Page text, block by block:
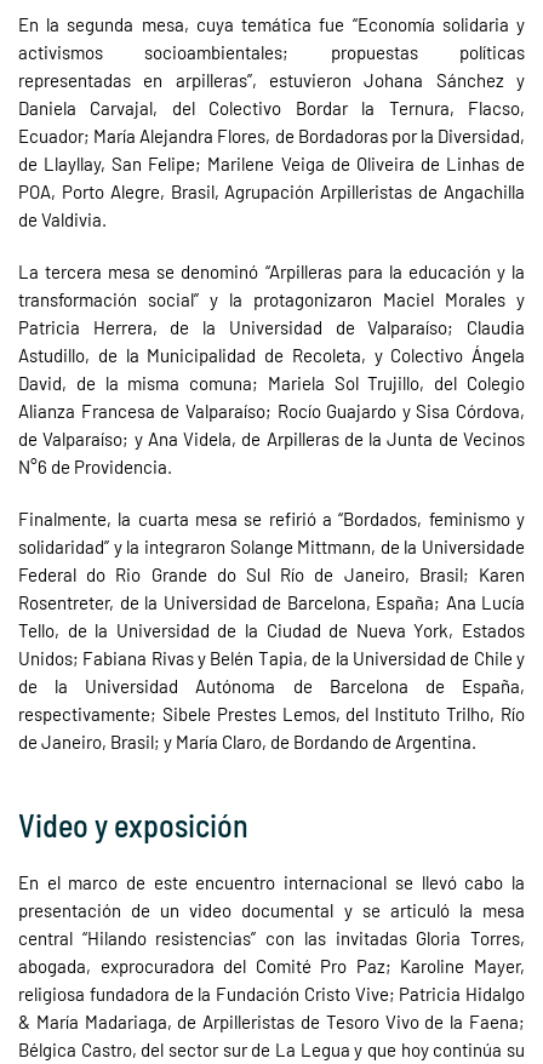
En la segunda mesa, cuya temática fue “Economía solidaria y
activismos socioambientales; propuestas políticas
representadas en arpilleras”, estuvieron Johana Sánchez y
Daniela Carvajal, del Colectivo Bordar la Ternura, Flacso,
Ecuador; María Alejandra Flores, de Bordadoras por la Diversidad,
de Llayllay, San Felipe; Marilene Veiga de Oliveira de Linhas de
POA, Porto Alegre, Brasil, Agrupación Arpilleristas de Angachilla
de Valdivia.
La tercera mesa se denominó “Arpilleras para la educación y la
transformación social” y la protagonizaron Maciel Morales y
Patricia Herrera, de la Universidad de Valparaíso; Claudia
Astudillo, de la Municipalidad de Recoleta, y Colectivo Ángela
David, de la misma comuna; Mariela Sol Trujillo, del Colegio
Alianza Francesa de Valparaíso; Rocío Guajardo y Sisa Córdova,
de Valparaíso; y Ana Videla, de Arpilleras de la Junta de Vecinos
N°6 de Providencia.
Finalmente, la cuarta mesa se refirió a “Bordados, feminismo y
solidaridad” y la integraron Solange Mittmann, de la Universidade
Federal do Rio Grande do Sul Río de Janeiro, Brasil; Karen
Rosentreter, de la Universidad de Barcelona, España; Ana Lucía
Tello, de la Universidad de la Ciudad de Nueva York, Estados
Unidos; Fabiana Rivas y Belén Tapia, de la Universidad de Chile y
de la Universidad Autónoma de Barcelona de España,
respectivamente; Sibele Prestes Lemos, del Instituto Trilho, Río
de Janeiro, Brasil; y María Claro, de Bordando de Argentina.
Video y exposición
En el marco de este encuentro internacional se llevó cabo la
presentación de un video documental y se articuló la mesa
central “Hilando resistencias” con las invitadas Gloria Torres,
abogada, exprocuradora del Comité Pro Paz; Karoline Mayer,
religiosa fundadora de la Fundación Cristo Vive; Patricia Hidalgo
& María Madariaga, de Arpilleristas de Tesoro Vivo de la Faena;
Bélgica Castro, del sector sur de La Legua y que hoy continúa su